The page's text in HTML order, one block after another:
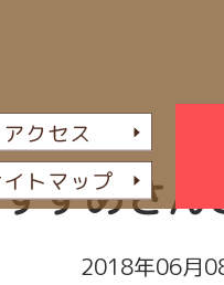
すずめさん
2018年06月